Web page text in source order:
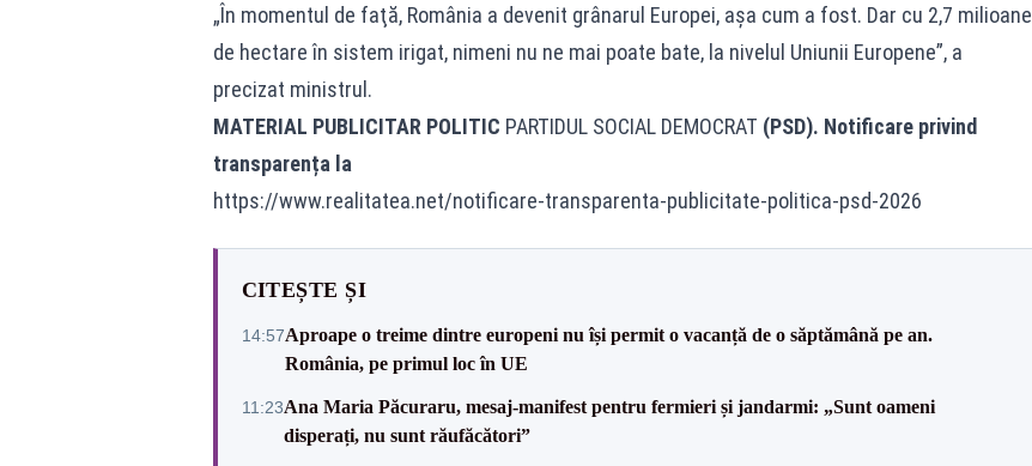
„În momentul de faţă, România a devenit grânarul Europei, aşa cum a fost. Dar cu 2,7 milioane
de hectare în sistem irigat, nimeni nu ne mai poate bate, la nivelul Uniunii Europene”, a
precizat ministrul.
MATERIAL PUBLICITAR POLITIC PARTIDUL SOCIAL DEMOCRAT (PSD). Notificare privind
transparența la
https://www.realitatea.net/notificare-transparenta-publicitate-politica-psd-2026
CITEȘTE ȘI
14:57Aproape o treime dintre europeni nu își permit o vacanță de o săptămână pe an.
România, pe primul loc în UE
11:23Ana Maria Păcuraru, mesaj-manifest pentru fermieri și jandarmi: „Sunt oameni
disperați, nu sunt răufăcători”